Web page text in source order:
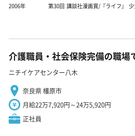
2006年 第30回 講談社漫画賞/『ライフ』
介護職員・社会保険完備の職場
ニチイケアセンター八木
奈良県 橿原市
月給22万7,920円～24万5,920円
正社員